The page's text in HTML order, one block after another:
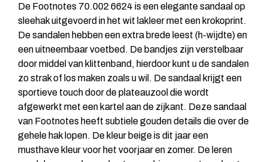
De Footnotes 70.002 6624 is een elegante sandaal op
sleehak uitgevoerd in het wit lakleer met een krokoprint.
De sandalen hebben een extra brede leest (h-wijdte) en
een uitneembaar voetbed. De bandjes zijn verstelbaar
door middel van klittenband, hierdoor kunt u de sandalen
zo strak of los maken zoals u wil. De sandaal krijgt een
sportieve touch door de plateauzool die wordt
afgewerkt met een kartel aan de zijkant. Deze sandaal
van Footnotes heeft subtiele gouden details die over de
gehele hak lopen. De kleur beige is dit jaar een
musthave kleur voor het voorjaar en zomer. De leren